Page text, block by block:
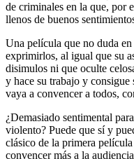
de criminales en la que, por
llenos de buenos
Una película que no duda en
exprimirlos, al igual que su
disimulos ni que oculte
y hace su trabajo y
vaya a convencer a todos,
¿Demasiado sentimental
violento? Puede que sí y
clásico de la primera
convencer más a la